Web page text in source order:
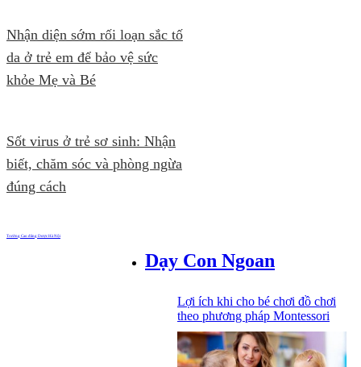
Nhận diện sớm rối loạn sắc tố
da ở trẻ em để bảo vệ sức
khỏe Mẹ và Bé
Sốt virus ở trẻ sơ sinh: Nhận
biết, chăm sóc và phòng ngừa
đúng cách
Dạy Con Ngoan
Lợi ích khi cho bé chơi đồ chơi
theo phương pháp Montessori
Trường Cao đẳng Dược Hà Nội